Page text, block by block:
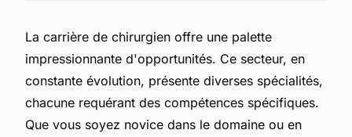
La carrière de chirurgien offre une palette
impressionnante d'opportunités. Ce secteur, en
constante évolution, présente diverses spécialités,
chacune requérant des compétences spécifiques.
Que vous soyez novice dans le domaine ou en